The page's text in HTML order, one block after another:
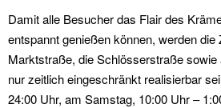
Damit alle Besucher das Flair des
entspannt genießen können, werden die
Marktstraße, die Schlösserstraße
nur zeitlich eingeschränkt realisierbar
24:00 Uhr, am Samstag, 10:00 Uhr –